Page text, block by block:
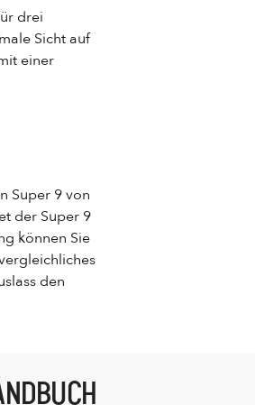
drei
Sicht auf
einer
Super 9 von
der Super 9
können Sie
den